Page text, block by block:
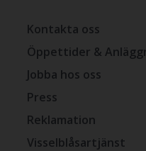
Kontakta oss
Öppettider &
Jobba hos oss
Press
Reklamation
Visselblåsartjänst